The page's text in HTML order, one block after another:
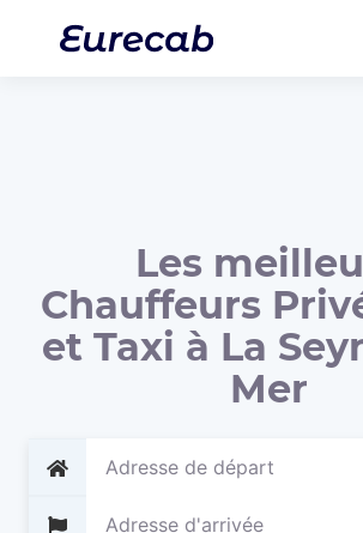
Les
Chauffeurs
et Taxi à La
Mer